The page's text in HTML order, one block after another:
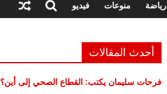
رياضة منوعات فيديو
أحدث المقالات
فرحات سليمان يكتب: القطاع الصحي إلى أين؟